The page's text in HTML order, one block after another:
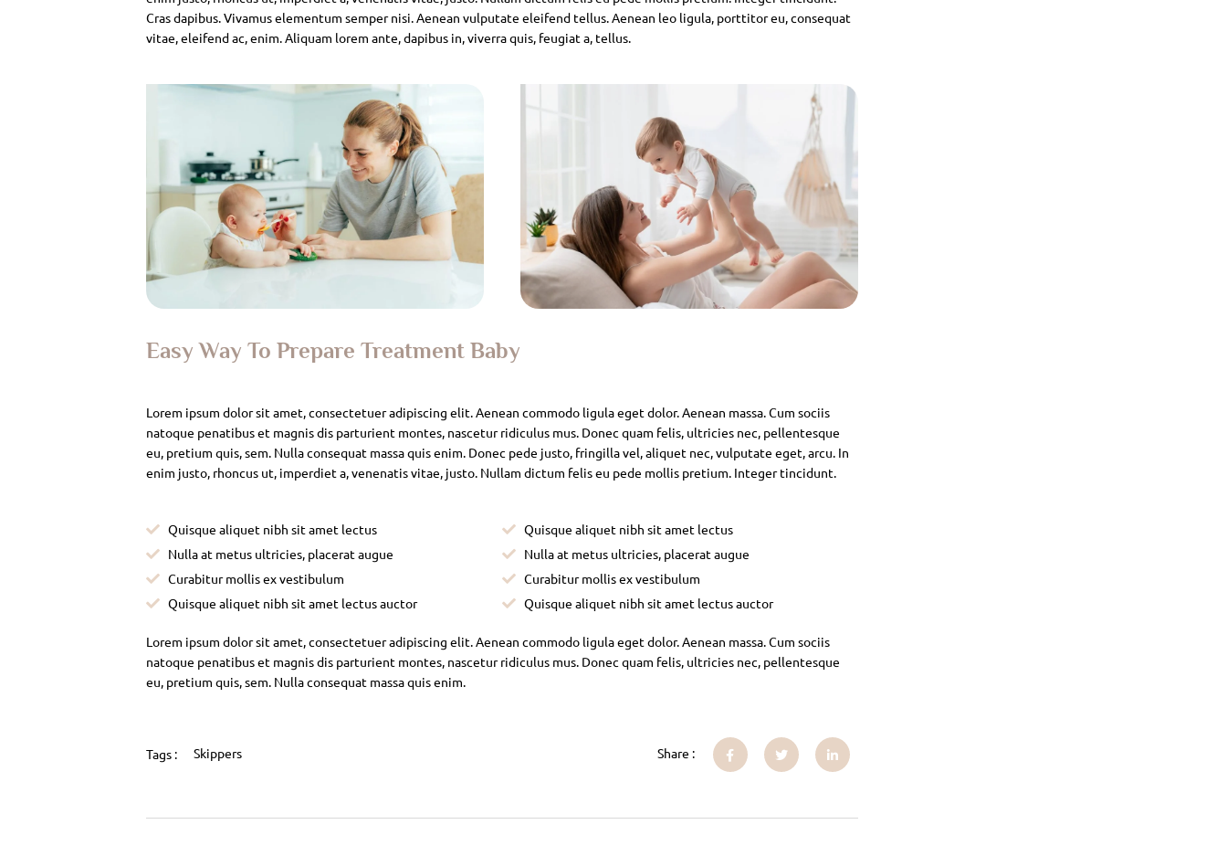
Cras dapibus. Vivamus elementum semper nisi. Aenean vulputate eleifend tellus. Aenean leo ligula, porttitor eu, consequat
vitae, eleifend ac, enim. Aliquam lorem ante, dapibus in, viverra quis, feugiat a, tellus.
Easy Way To Prepare Treatment Baby
Lorem ipsum dolor sit amet, consectetuer adipiscing elit. Aenean commodo ligula eget dolor. Aenean massa. Cum sociis
natoque penatibus et magnis dis parturient montes, nascetur ridiculus mus. Donec quam felis, ultricies nec, pellentesque
eu, pretium quis, sem. Nulla consequat massa quis enim. Donec pede justo, fringilla vel, aliquet nec, vulputate eget, arcu. In
enim justo, rhoncus ut, imperdiet a, venenatis vitae, justo. Nullam dictum felis eu pede mollis pretium. Integer tincidunt.
Quisque aliquet nibh sit amet lectus
Nulla at metus ultricies, placerat augue
Curabitur mollis ex vestibulum
Quisque aliquet nibh sit amet lectus auctor
Quisque aliquet nibh sit amet lectus
Nulla at metus ultricies, placerat augue
Curabitur mollis ex vestibulum
Quisque aliquet nibh sit amet lectus auctor
Lorem ipsum dolor sit amet, consectetuer adipiscing elit. Aenean commodo ligula eget dolor. Aenean massa. Cum sociis
natoque penatibus et magnis dis parturient montes, nascetur ridiculus mus. Donec quam felis, ultricies nec, pellentesque
eu, pretium quis, sem. Nulla consequat massa quis enim.
Tags : Skippers Share :